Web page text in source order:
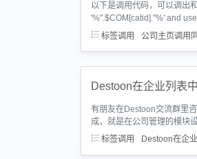
以下是调用代码，可以调出
'%".$COM[catid]."%' and
标签调用
公司主页调用
Destoon在企业列表
有朋友在Destoon交流群里
成，就是在公司管理的模块
标签调用
Destoon在企业